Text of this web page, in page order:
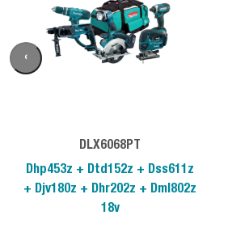
DLX6068PT
Dhp453z + Dtd152z + Dss611z
+ Djv180z + Dhr202z + Dml802z
18v
‹